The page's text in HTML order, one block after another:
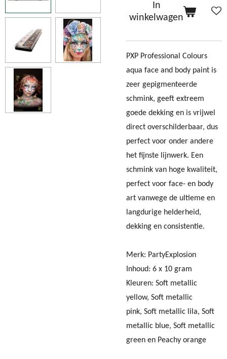
In
winkelwagen
PXP Professional Colours
aqua face and body paint is
zeer gepigmenteerde
schmink, geeft extreem
goede dekking en is vrijwel
direct overschilderbaar, dus
perfect voor onder andere
het fijnste lijnwerk. Een
schmink van hoge kwaliteit,
perfect voor face- en body
art vanwege de ultieme en
langdurige helderheid,
dekking en consistentie.
Merk: PartyExplosion
Inhoud: 6 x 10 gram
Kleuren: Soft metallic
yellow, Soft metallic
pink, Soft metallic lila, Soft
metallic blue, Soft metallic
green en Peachy orange